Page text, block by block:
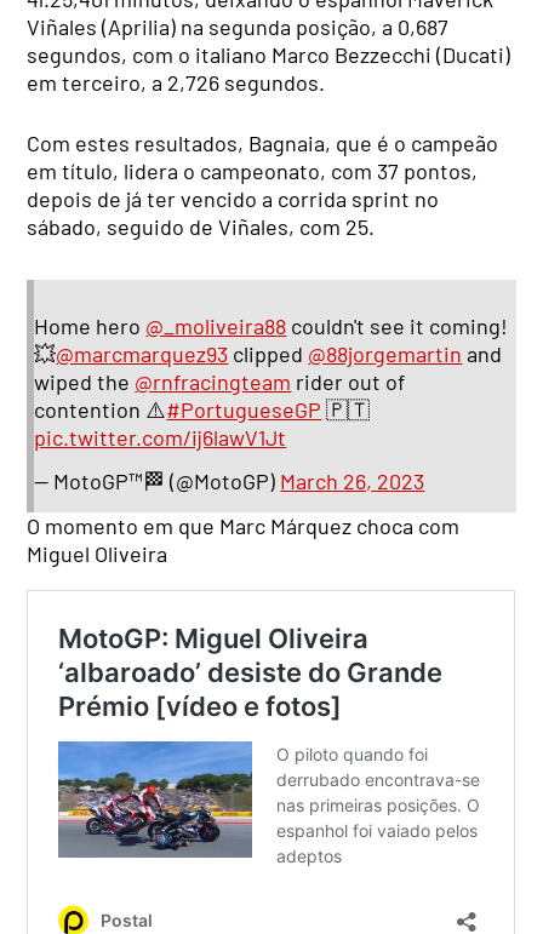
Viñales (Aprilia) na segunda posição, a 0,687
segundos, com o italiano Marco Bezzecchi (Ducati)
em terceiro, a 2,726 segundos.
Com estes resultados, Bagnaia, que é o campeão
em título, lidera o campeonato, com 37 pontos,
depois de já ter vencido a corrida sprint no
sábado, seguido de Viñales, com 25.
Home hero @_moliveira88 couldn't see it coming!
💥@marcmarquez93 clipped @88jorgemartin and
wiped the @rnfracingteam rider out of
contention ⚠️#PortugueseGP 🇵🇹
pic.twitter.com/ij6lawV1Jt
— MotoGP™🏁 (@MotoGP) March 26, 2023
O momento em que Marc Márquez choca com
Miguel Oliveira